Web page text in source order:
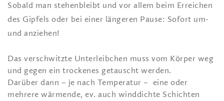
Sobald man stehenbleibt und vor allem beim Erreichen
des Gipfels oder bei einer längeren Pause: Sofort um-
und anziehen!
Das verschwitzte Unterleibchen muss vom Körper weg
und gegen ein trockenes getauscht werden.
Darüber dann – je nach Temperatur – eine oder
mehrere wärmende, ev. auch winddichte Schichten